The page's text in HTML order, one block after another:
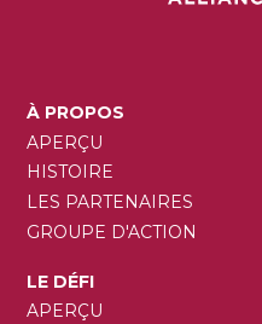
MAIN
NAVIGATION
À PROPOS
APERÇU
HISTOIRE
LES PARTENAIRES
GROUPE D'ACTION
LE DÉFI
APERÇU